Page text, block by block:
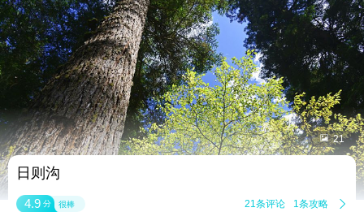
 21
日则沟
4.9 分 很棒 21条评论 1条攻略 
